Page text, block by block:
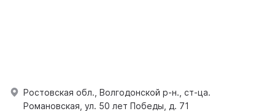
Ростовская обл., Волгодонской р-н., ст-ца.
Романовская, ул. 50 лет Победы, д. 71